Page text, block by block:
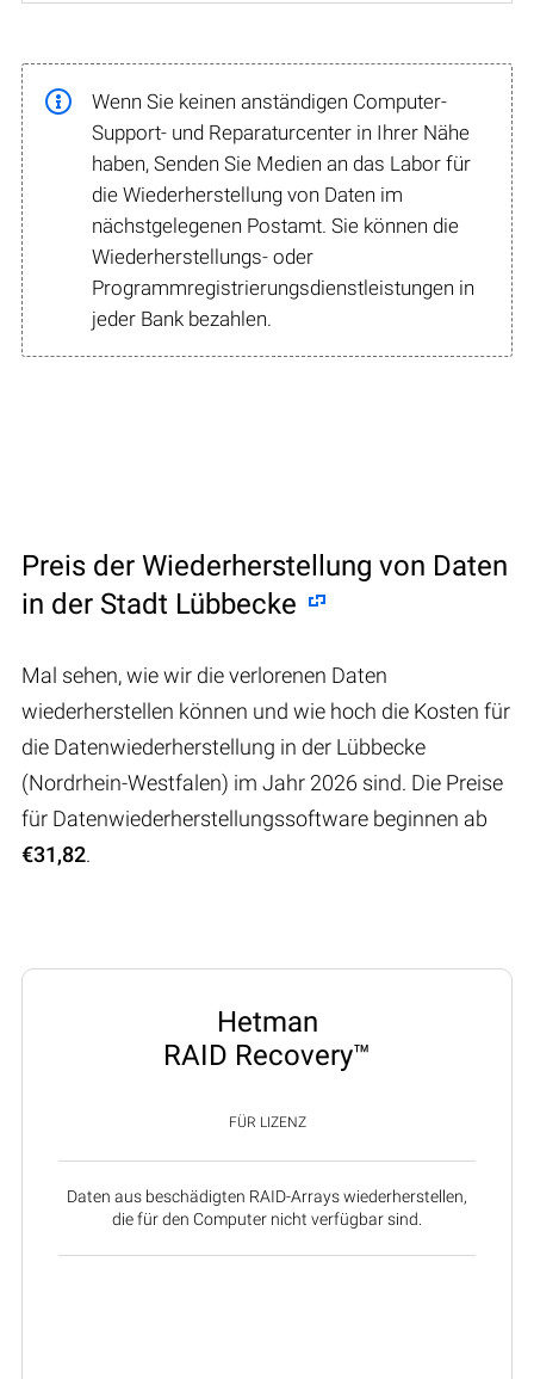
Wenn Sie keinen anständigen Computer-
Support- und Reparaturcenter in Ihrer Nähe
haben, Senden Sie Medien an das Labor für
die Wiederherstellung von Daten im
nächstgelegenen Postamt. Sie können die
Wiederherstellungs- oder
Programmregistrierungsdienstleistungen in
jeder Bank bezahlen.
Preis der Wiederherstellung von Daten
in der Stadt Lübbecke
Mal sehen, wie wir die verlorenen Daten
wiederherstellen können und wie hoch die Kosten für
die Datenwiederherstellung in der Lübbecke
(Nordrhein-Westfalen) im Jahr 2026 sind. Die Preise
für Datenwiederherstellungssoftware beginnen ab
€31,82.
Hetman
RAID Recovery™
FÜR LIZENZ
Daten aus beschädigten RAID-Arrays wiederherstellen,
die für den Computer nicht verfügbar sind.